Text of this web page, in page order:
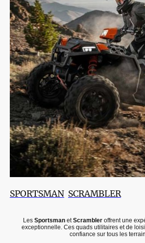
SPORTSMAN SCRAMBLER
Les Sportsman etScrambler offrent une
exceptionnelle. Ces quads utilitaires et de
confiance sur tous les